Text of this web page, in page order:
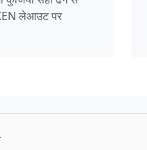
लेआउट पर